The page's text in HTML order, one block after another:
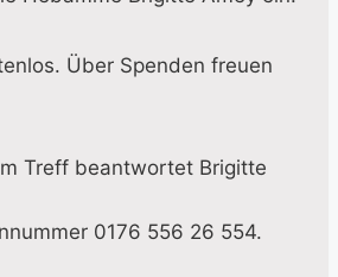
Über Spenden freuen
Treff beantwortet Brigitte
0176 556 26 554.